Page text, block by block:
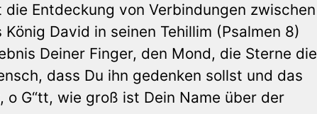
Entdeckung von Verbindungen zwischen
David in seinen Tehillim (Psalmen 8)
Deiner Finger, den Mond, die Sterne die
dass Du ihn gedenken sollst und das
G“tt, wie groß ist Dein Name über der